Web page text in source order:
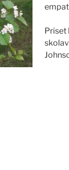
Priset